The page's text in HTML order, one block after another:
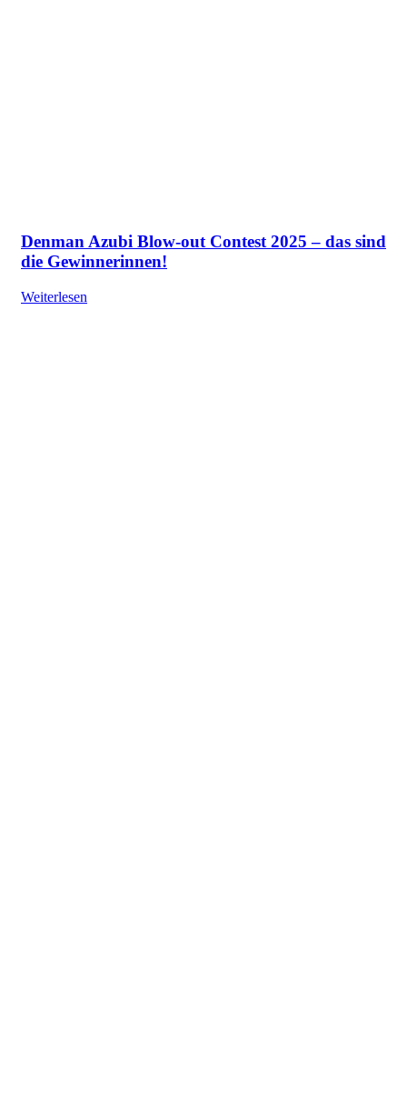
Denman Azubi Blow-out Contest 2025 – das sind
die Gewinnerinnen!
Weiterlesen